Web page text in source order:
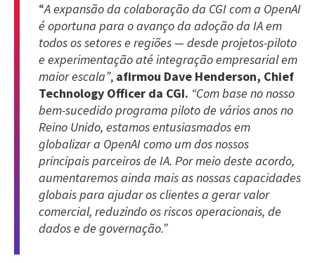
“A expansão da colaboração da CGI com a OpenAI
é oportuna para o avanço da adoção da IA em
todos os setores e regiões — desde projetos-piloto
e experimentação até integração empresarial em
maior escala”, afirmou Dave Henderson, Chief
Technology Officer da CGI. “Com base no nosso
bem-sucedido programa piloto de vários anos no
Reino Unido, estamos entusiasmados em
globalizar a OpenAI como um dos nossos
principais parceiros de IA. Por meio deste acordo,
aumentaremos ainda mais as nossas capacidades
globais para ajudar os clientes a gerar valor
comercial, reduzindo os riscos operacionais, de
dados e de governação.”